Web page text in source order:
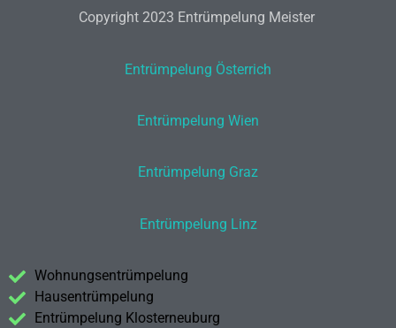
Copyright 2023 Entrümpelung Meister
Entrümpelung Österrich
Entrümpelung Wien
Entrümpelung Graz
Entrümpelung Linz
Wohnungsentrümpelung
Hausentrümpelung
Entrümpelung Klosterneuburg